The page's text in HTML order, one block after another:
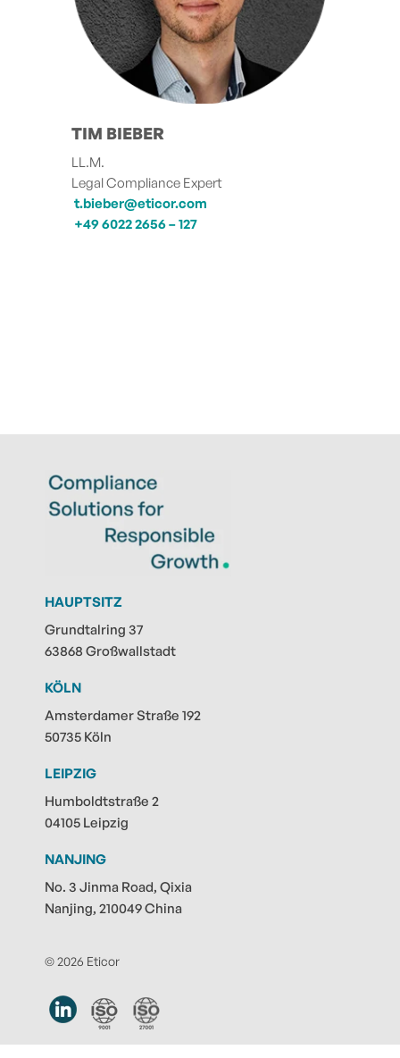
TIM BIEBER
LL.M.
Legal Compliance Expert
t.bieber@eticor.com
+49 6022 2656 – 127
HAUPTSITZ
Grundtalring 37
63868 Großwallstadt
KÖLN
Amsterdamer Straße 192
50735 Köln
LEIPZIG
Humboldtstraße 2
04105 Leipzig
NANJING
No. 3 Jinma Road, Qixia
Nanjing, 210049 China
© 2026 Eticor